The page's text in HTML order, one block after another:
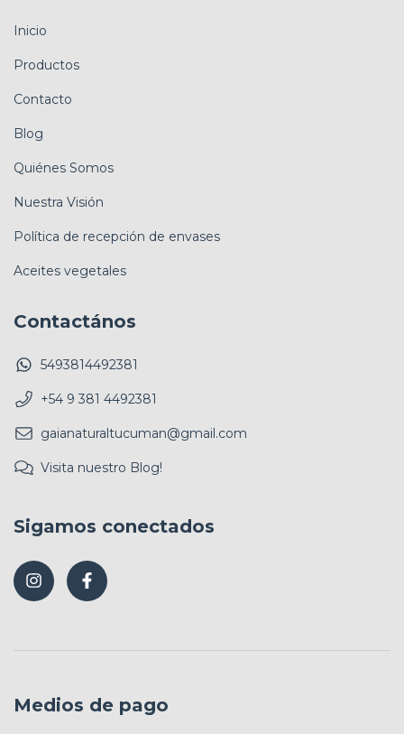
Inicio
Productos
Contacto
Blog
Quiénes Somos
Nuestra Visión
Política de recepción de envases
Aceites vegetales
Contactános
5493814492381
+54 9 381 4492381
gaianaturaltucuman@gmail.com
Visita nuestro Blog!
Sigamos conectados
Medios de pago